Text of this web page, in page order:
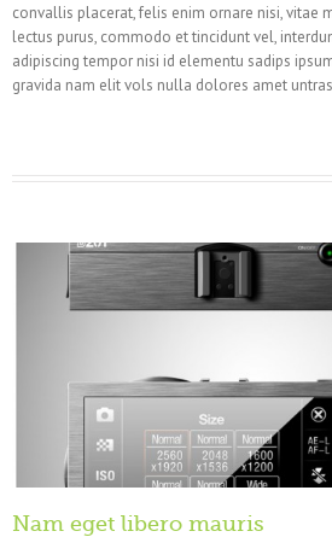
convallis placerat, felis enim ornare nisi, vitae
lectus purus, commodo et tincidunt vel,
adipiscing tempor nisi id elementu sadips
gravida nam elit vols nulla dolores amet
Nam eget libero mauris